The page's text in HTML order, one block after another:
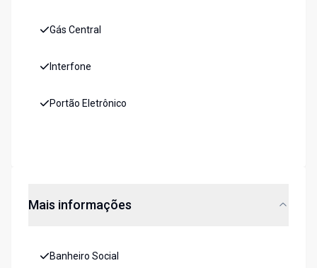
Gás Central
Interfone
Portão Eletrônico
Mais informações
Banheiro Social